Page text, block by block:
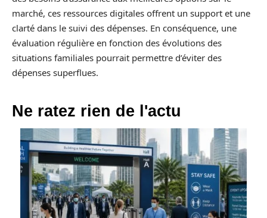
marché, ces ressources digitales offrent un support et une
clarté dans le suivi des dépenses. En conséquence, une
évaluation régulière en fonction des évolutions des
situations familiales pourrait permettre d’éviter des
dépenses superflues.
Ne ratez rien de l'actu